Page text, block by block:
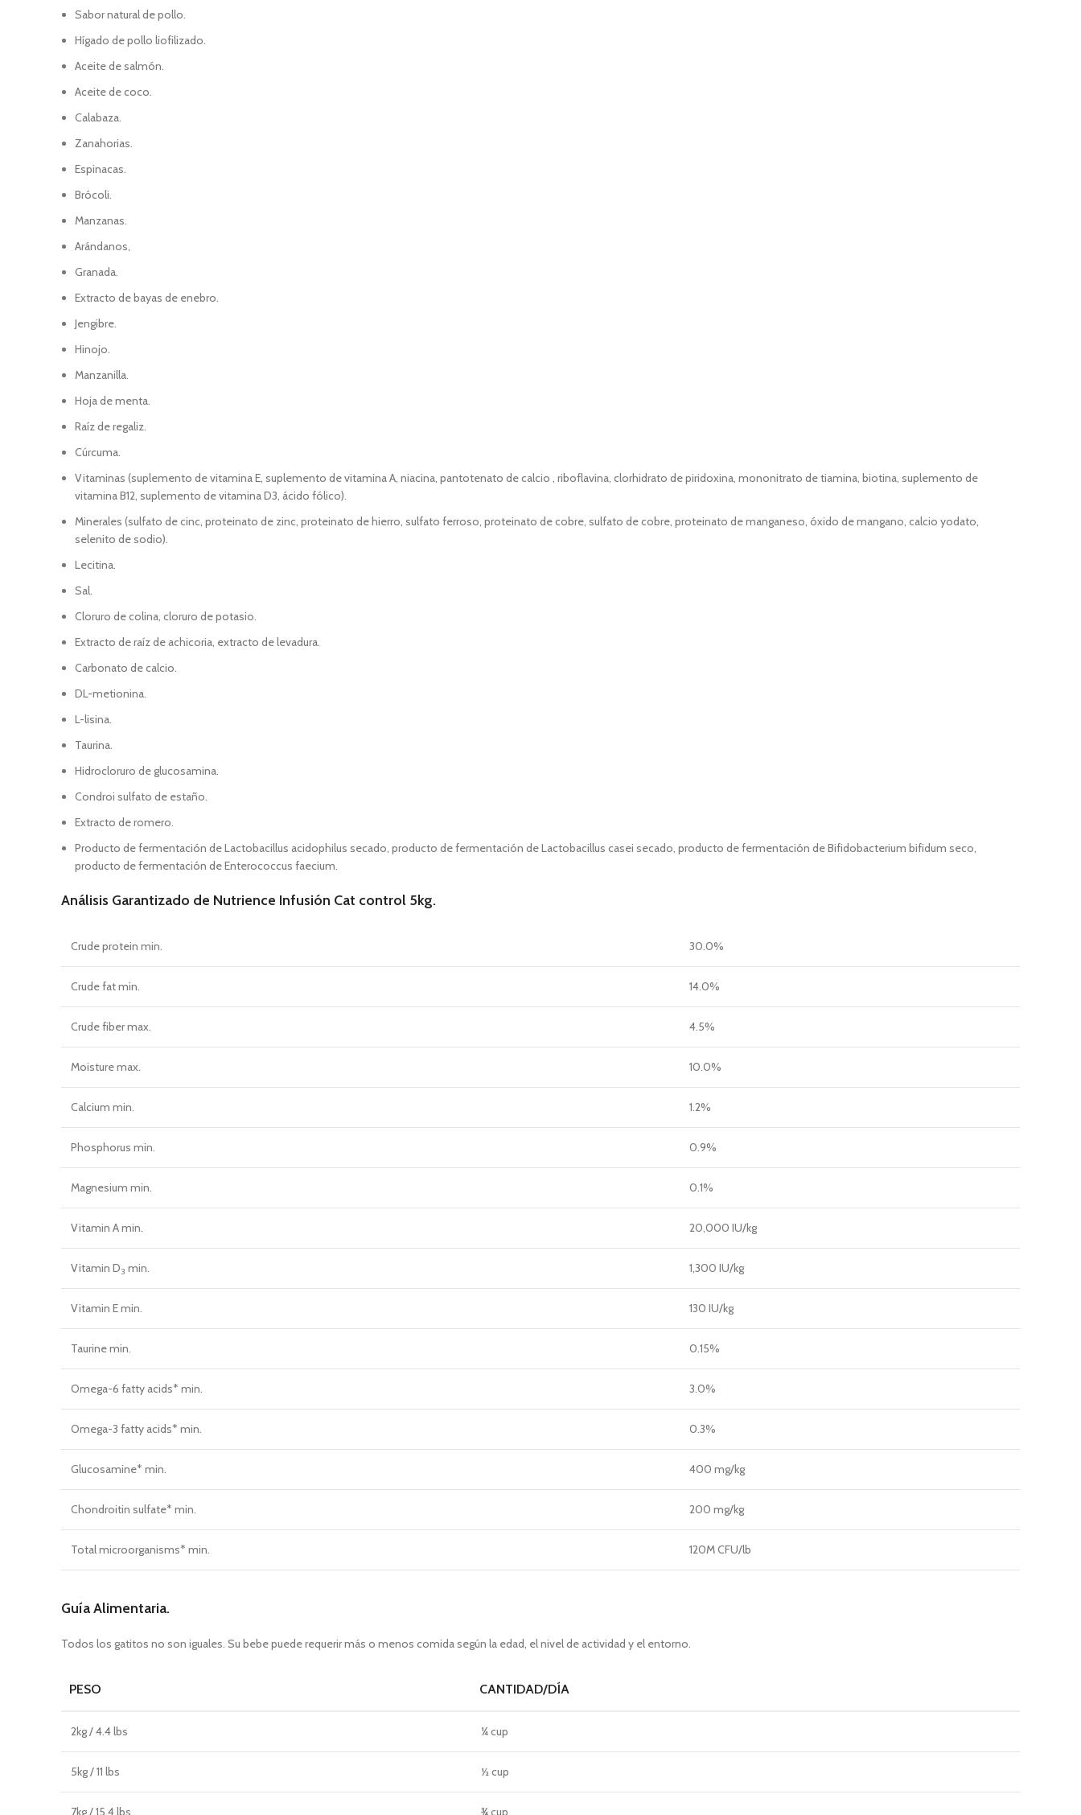
Sabor natural de pollo.
Hígado de pollo liofilizado.
Aceite de salmón.
Aceite de coco.
Calabaza.
Zanahorias.
Espinacas.
Brócoli.
Manzanas.
Arándanos,
Granada.
Extracto de bayas de enebro.
Jengibre.
Hinojo.
Manzanilla.
Hoja de menta.
Raíz de regaliz.
Cúrcuma.
Vitaminas (suplemento de vitamina E, suplemento de vitamina A, niacina, pantotenato de calcio , riboflavina, clorhidrato de piridoxina, mononitrato de tiamina, biotina, suplemento de
vitamina B12, suplemento de vitamina D3, ácido fólico).
Minerales (sulfato de cinc, proteinato de zinc, proteinato de hierro, sulfato ferroso, proteinato de cobre, sulfato de cobre, proteinato de manganeso, óxido de mangano, calcio yodato,
selenito de sodio).
Lecitina.
Sal.
Cloruro de colina, cloruro de potasio.
Extracto de raíz de achicoria, extracto de levadura.
Carbonato de calcio.
DL-metionina.
L-lisina.
Taurina.
Hidrocloruro de glucosamina.
Condroi sulfato de estaño.
Extracto de romero.
Producto de fermentación de Lactobacillus acidophilus secado, producto de fermentación de Lactobacillus casei secado, producto de fermentación de Bifidobacterium bifidum seco,
producto de fermentación de Enterococcus faecium.
Análisis Garantizado de Nutrience Infusión Cat control 5kg.
Crude protein min. 30.0%
Crude fat min. 14.0%
Crude fiber max. 4.5%
Moisture max. 10.0%
Calcium min. 1.2%
Phosphorus min. 0.9%
Magnesium min. 0.1%
Vitamin A min. 20,000 IU/kg
Vitamin D3 min. 1,300 IU/kg
Vitamin E min. 130 IU/kg
Taurine min. 0.15%
Omega-6 fatty acids* min. 3.0%
Omega-3 fatty acids* min. 0.3%
Glucosamine* min. 400 mg/kg
Chondroitin sulfate* min. 200 mg/kg
Total microorganisms* min. 120M CFU/lb
Guía Alimentaria.
Todos los gatitos no son iguales. Su bebe puede requerir más o menos comida según la edad, el nivel de actividad y el entorno.
PESO CANTIDAD/DÍA
2kg / 4.4 lbs ¼ cup
5kg / 11 lbs ½ cup
7kg / 15.4 lbs ¾ cup